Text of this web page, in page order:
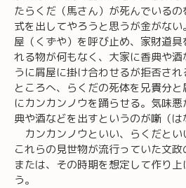
たらくだ（馬さん）が死んでいる
式を出してやろうと思うが金がな
屋（くずや）を呼び止め、家財道
れる物が何もなく、大家に香典や
うに屑屋に掛け合わせるが拒否さ
ところへ、らくだの死体を兄貴分
にカンカンノウを踊らせる。気味
典や酒などを出すというのが噺（は
カンカンノウといい、らくだとい
これらの見世物が流行っていた文政
または、その時期を想定して作り
う。